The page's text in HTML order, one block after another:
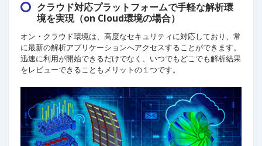
クラウド対応プラットフォームで手軽な解析環
境を実現（on Cloud環境の場合）
オン・クラウド環境は、高度なセキュリティに対応しており、常
に最新の解析アプリケーションへアクセスすることができます。
迅速に利用が開始できるだけでなく、いつでもどこでも解析結果
をレビューできることもメリットの１つです。